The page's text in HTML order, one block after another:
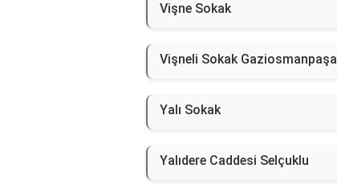
Vişne Sokak
Vişneli Sokak Gaziosmanpaşa
Yalı Sokak
Yalıdere Caddesi Selçuklu